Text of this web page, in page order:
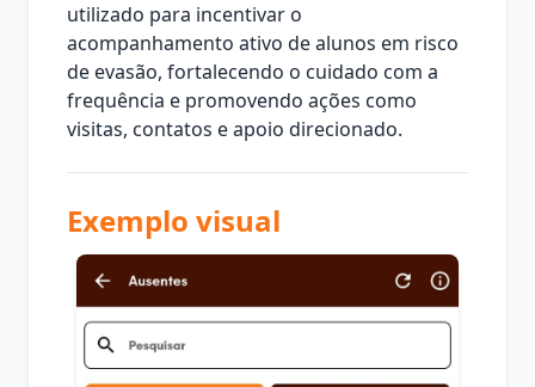
utilizado para incentivar o
acompanhamento ativo de alunos em risco
de evasão, fortalecendo o cuidado com a
frequência e promovendo ações como
visitas, contatos e apoio direcionado.
Exemplo visual